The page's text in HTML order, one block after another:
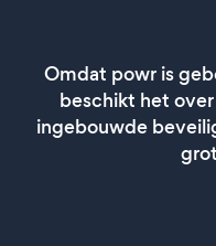
Omdat powr is
beschikt het
ingebouwde